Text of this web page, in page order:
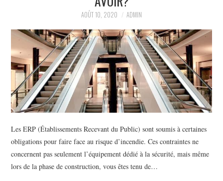
AOÛT 10, 2020 ADMIN
Les ERP (Établissements Recevant du Public) sont soumis à certaines
obligations pour faire face au risque d’incendie. Ces contraintes ne
concernent pas seulement l’équipement dédié à la sécurité, mais même
lors de la phase de construction, vous êtes tenu de…